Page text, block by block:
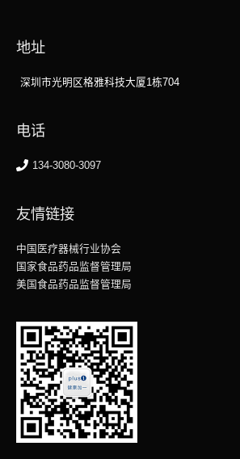
地址
深圳市光明区格雅科技大厦1栋704
电话
134-3080-3097
友情链接
中国医疗器械行业协会
国家食品药品监督管理局
美国食品药品监督管理局